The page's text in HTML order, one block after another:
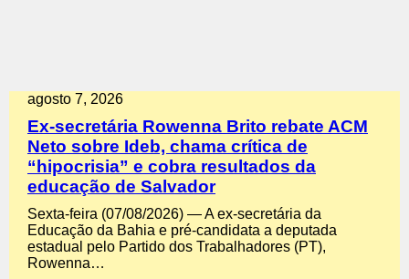
agosto 7, 2026
Ex-secretária Rowenna Brito rebate ACM
Neto sobre Ideb, chama crítica de
“hipocrisia” e cobra resultados da
educação de Salvador
Sexta-feira (07/08/2026) — A ex-secretária da
Educação da Bahia e pré-candidata a deputada
estadual pelo Partido dos Trabalhadores (PT),
Rowenna…